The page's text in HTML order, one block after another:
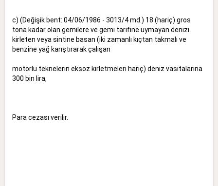
c) (Değişik bent: 04/06/1986 - 3013/4 md.) 18 (hariç) gros
tona kadar olan gemilere ve gemi tarifine uymayan denizi
kirleten veya sintine basan (iki zamanlı kıçtan takmalı ve
benzine yağ karıştırarak çalışan
motorlu teknelerin eksoz kirletmeleri hariç) deniz vasıtalarına
300 bin lira,
Para cezası verilir.